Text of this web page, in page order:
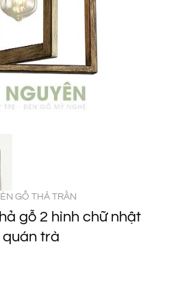
GỖ THẢ TRẦN
gỗ 2 hình chữ nhật
quán trà